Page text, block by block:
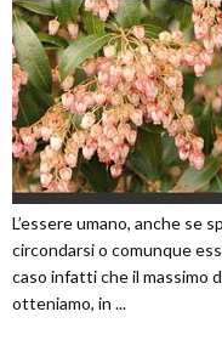
L’essere umano, anche se
circondarsi o comunque
caso infatti che il massimo
otteniamo, in ...